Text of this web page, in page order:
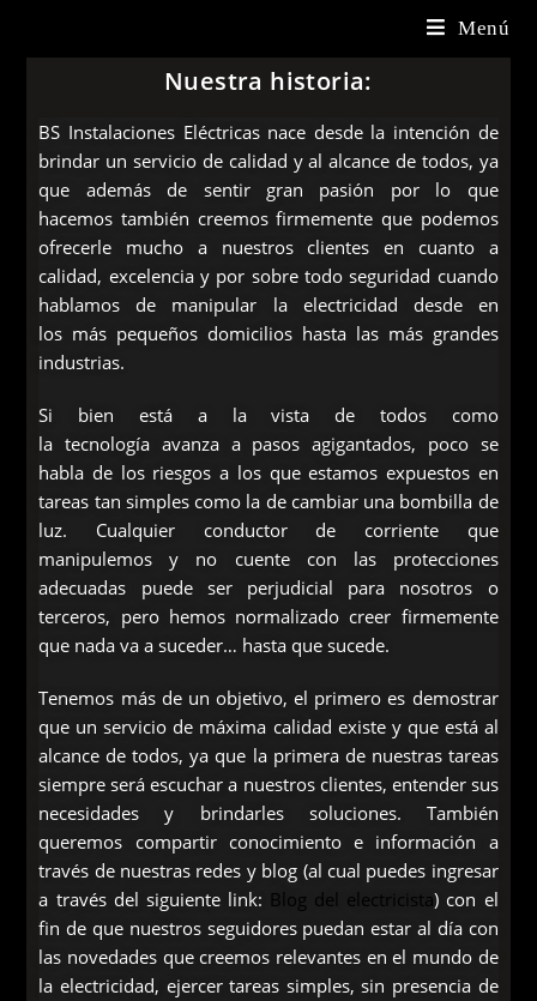
Menú
Nuestra historia:
BS Instalaciones Eléctricas nace desde la intención de
brindar un servicio de calidad y al alcance de todos, ya
que además de sentir gran pasión por lo que
hacemos también creemos firmemente que podemos
ofrecerle mucho a nuestros clientes en cuanto a
calidad, excelencia y por sobre todo seguridad cuando
hablamos de manipular la electricidad desde en
los más pequeños domicilios hasta las más grandes
industrias.
Si bien está a la vista de todos como
la tecnología avanza a pasos agigantados, poco se
habla de los riesgos a los que estamos expuestos en
tareas tan simples como la de cambiar una bombilla de
luz. Cualquier conductor de corriente que
manipulemos y no cuente con las protecciones
adecuadas puede ser perjudicial para nosotros o
terceros, pero hemos normalizado creer firmemente
que nada va a suceder… hasta que sucede.
Tenemos más de un objetivo, el primero es demostrar
que un servicio de máxima calidad existe y que está al
alcance de todos, ya que la primera de nuestras tareas
siempre será escuchar a nuestros clientes, entender sus
necesidades y brindarles soluciones. También
queremos compartir conocimiento e información a
través de nuestras redes y blog (al cual puedes ingresar
a través del siguiente link: Blog del electricista) con el
fin de que nuestros seguidores puedan estar al día con
las novedades que creemos relevantes en el mundo de
la electricidad, ejercer tareas simples, sin presencia de